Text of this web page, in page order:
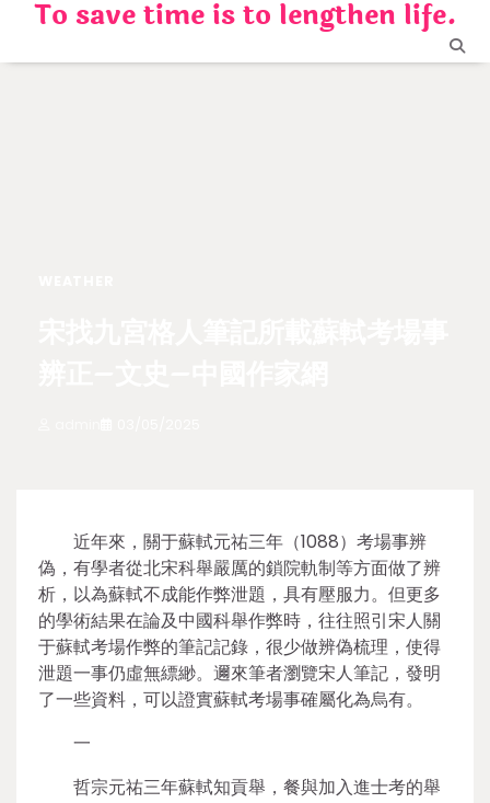
content
To save time is to lengthen life.
近年來，關于蘇軾元祐三年（1088）考場事辨
偽，有學者從北宋科舉嚴厲的鎖院軌制等方面做了辨
析，以為蘇軾不成能作弊泄題，具有壓服力。但更多
的學術結果在論及中國科舉作弊時，往往照引宋人關
于蘇軾考場作弊的筆記記錄，很少做辨偽梳理，使得
泄題一事仍虛無縹緲。邇來筆者瀏覽宋人筆記，發明
了一些資料，可以證實蘇軾考場事確屬化為烏有。
一
哲宗元祐三年蘇軾知貢舉，餐與加入進士考的舉